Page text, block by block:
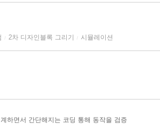
2차 디자인블록 그리기 시뮬레이션
하면서 간단해지는 코딩 통해 동작을 검증